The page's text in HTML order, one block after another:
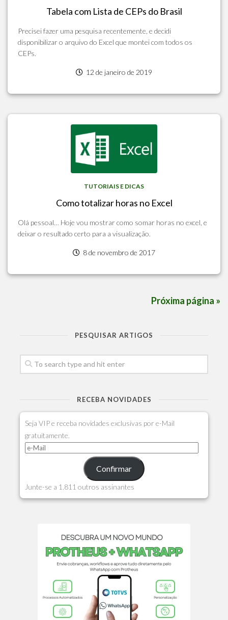
Tabela com Lista de CEPs do Brasil
Precisei fazer uma pesquisa recentemente, e decidi
disponibilizar o arquivo do Excel que montei com todos os
CEPs.
12 de janeiro de 2019
TUTORIAIS E DICAS
Como totalizar horas no Excel
Olá pessoal… Hoje vou mostrar como somar horas no excel, e
deixar o resultado certo para a visualização.
8 de novembro de 2017
Próxima página »
PESQUISAR ARTIGOS
RECEBA NOVIDADES
Seja VIP e receba novidades exclusivas por e-Mail
gratuitamente.
Confirmar
Junte-se a 1.811 outros assinantes